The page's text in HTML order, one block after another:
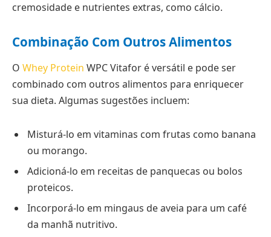
cremosidade e nutrientes extras, como cálcio.
Combinação Com Outros Alimentos
O Whey Protein WPC Vitafor é versátil e pode ser
combinado com outros alimentos para enriquecer
sua dieta. Algumas sugestões incluem:
Misturá-lo em vitaminas com frutas como banana
ou morango.
Adicioná-lo em receitas de panquecas ou bolos
proteicos.
Incorporá-lo em mingaus de aveia para um café
da manhã nutritivo.